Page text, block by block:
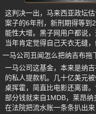
这判决一出，马来西亚政坛
案子的6年刑，新刑期得等到
能性大增。黑子网用户都说
当年肯定觉得自己天衣无缝
一马公司丑闻怎么把纳吉布拖
一马公司这基金，本来是纳
的私人提款机。几十亿美元
桌挥霍，简直比电影还离谱
部分钱就来自1MDB，莱昂纳
在法院把流水账一条条扒出